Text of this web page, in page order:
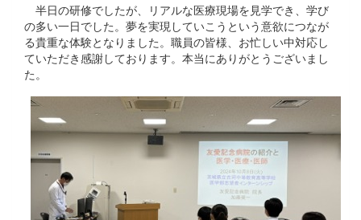
半日の研修でしたが、リアルな医療現場を見学でき、学び
の多い一日でした。夢を実現していこうという意欲につなが
る貴重な体験となりました。職員の皆様、お忙しい中対応し
ていただき感謝しております。本当にありがとうございまし
た。